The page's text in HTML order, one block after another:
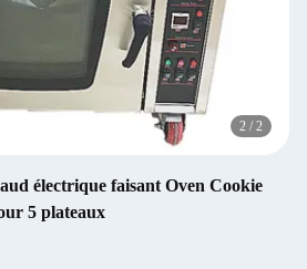
2 / 2
électrique faisant Oven Cookie
5 plateaux